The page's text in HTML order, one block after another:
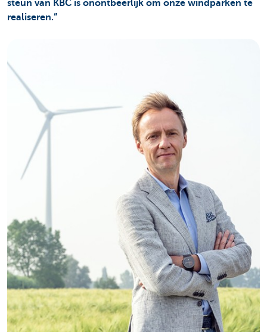
steun van KBC is onontbeerlijk om onze windparken te
realiseren.”